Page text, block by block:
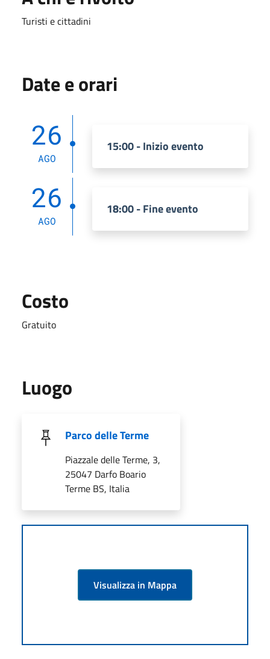
Turisti e cittadini
Date e orari
26
AGO
15:00 - Inizio evento
26
AGO
18:00 - Fine evento
Costo
Gratuito
Luogo
Parco delle Terme
Piazzale delle Terme, 3,
25047 Darfo Boario
Terme BS, Italia
Visualizza in Mappa